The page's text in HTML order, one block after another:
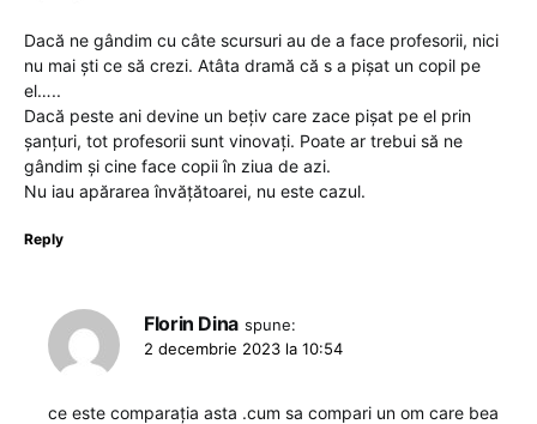
Dacă ne gândim cu câte scursuri au de a face profesorii, nici
nu mai ști ce să crezi. Atâta dramă că s a pișat un copil pe
el…..
Dacă peste ani devine un bețiv care zace pișat pe el prin
șanțuri, tot profesorii sunt vinovați. Poate ar trebui să ne
gândim și cine face copii în ziua de azi.
Nu iau apărarea învățătoarei, nu este cazul.
Reply
Florin Dina spune:
2 decembrie 2023 la 10:54
ce este comparația asta .cum sa compari un om care bea